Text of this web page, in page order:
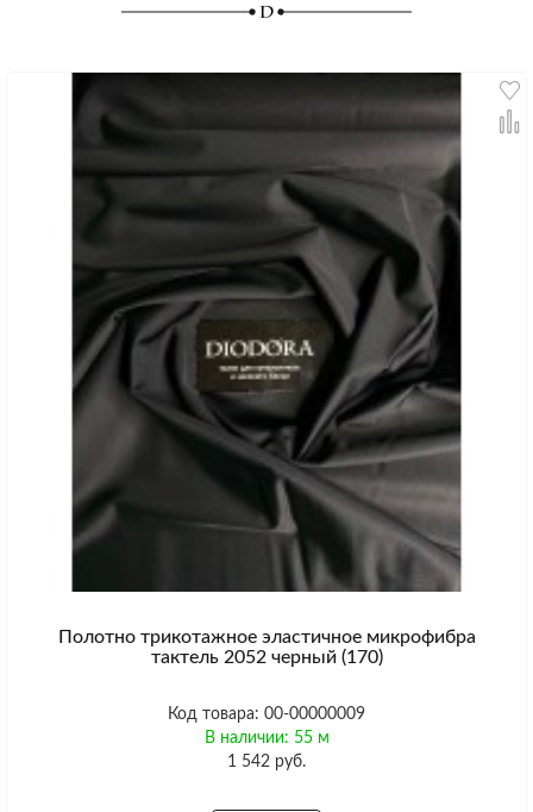
Полотно трикотажное эластичное микрофибра
тактель 2052 черный (170)
Код товара: 00-00000009
В наличии: 55 м
1 542 руб.